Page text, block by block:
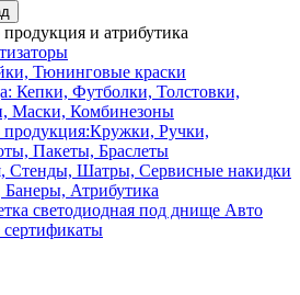
и атрибутика
Тюнинговые краски
Кепки, Футболки, Толстовки,
Маски, Комбинезоны
Ручки,
Пакеты, Браслеты
Стенды, Шатры, Сервисные накидки
Атрибутика
светодиодная под днище Авто